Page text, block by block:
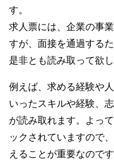
す。
求人票には、企業の事
すが、面接を通過する
是非とも読み取って欲し
例えば、求める経験や
いったスキルや経験、
が読み取れます。よっ
ックされていますので
えることが重要なので